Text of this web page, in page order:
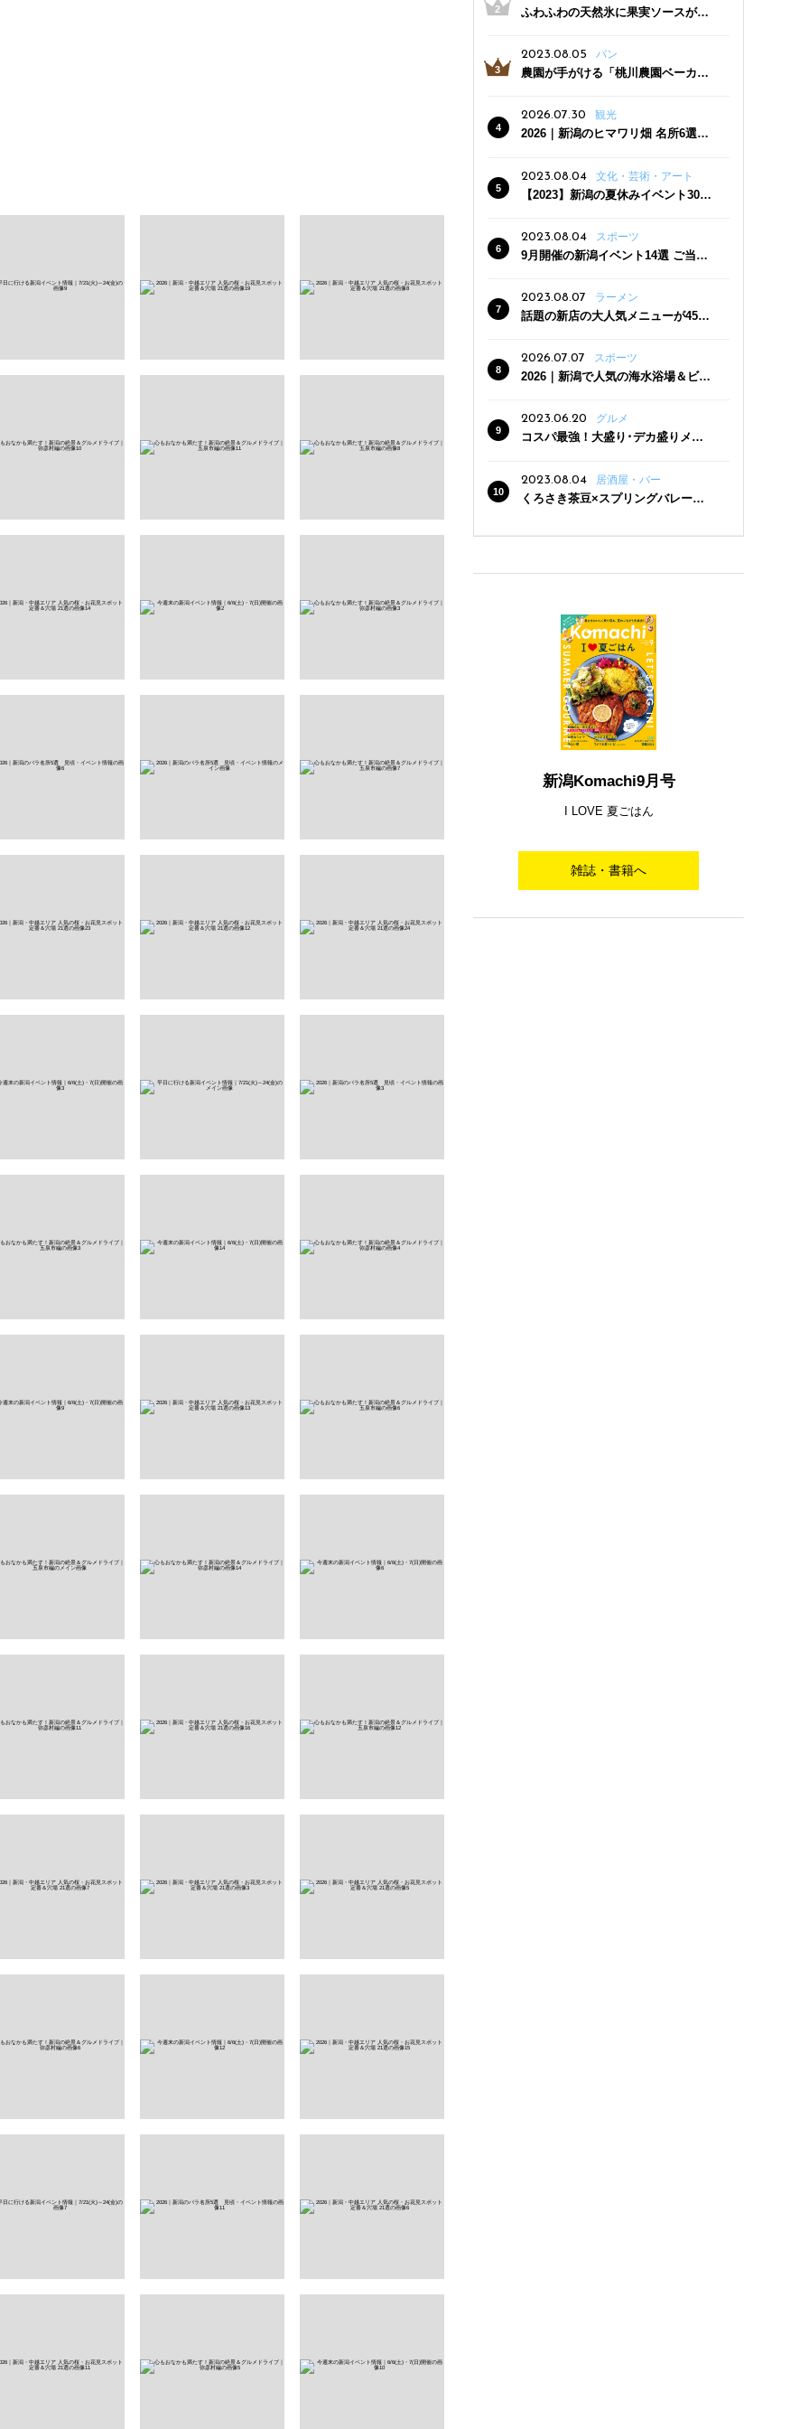
ふわふわの天然氷に果実ソースがた
三条駅近くにオープン
2023.08.05 パン
農園が手がける「桃川農園ベーカリ
った焼きたてパンのほか、ジェラー
トやスムージーも
2026.07.30 観光
2026｜新潟のヒマワリ畑 名所6選
2023.08.04
文化・芸術・アート
【2023】新潟の夏休みイベント30
2023.08.04
スポーツ
9月開催の新潟イベント14選 ご当地
2023.08.07 ラーメン
話題の新店の大人気メニューが450
クーポン登場
2026.07.07 スポーツ
2026｜新潟で人気の海水浴場＆ビー
2023.06.20
グルメ
コスパ最強！大盛り･デカ盛りメニ
2023.08.04
居酒屋・バー
くろさき茶豆×スプリングバレー豊
新潟Komachi9月号
I LOVE 夏ごはん
雑誌・書籍へ